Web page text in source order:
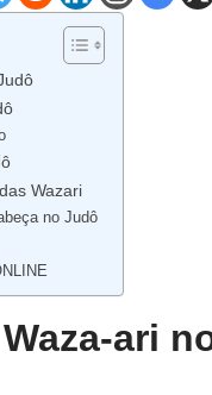
Wazari
no Judô
ari